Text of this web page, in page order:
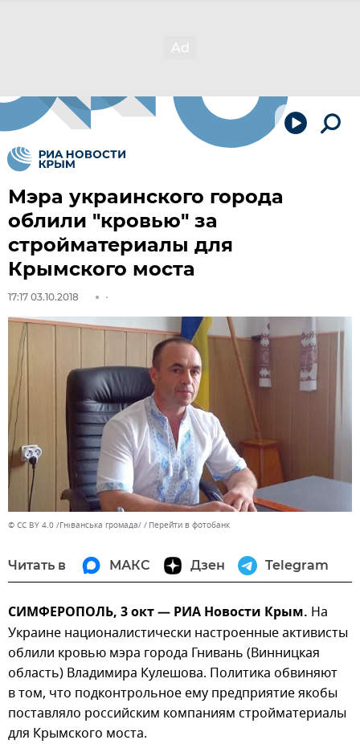
Мэра украинского города
облили "кровью" за
стройматериалы для
Крымского моста
17:17 03.10.2018
© CC BY 4.0 /Гніванська громада/ Перейти в фотобанк
Читать в МАКС Дзен Telegram
СИМФЕРОПОЛЬ, 3 окт — РИА Новости Крым. На
Украине националистически настроенные активисты
облили кровью мэра города Гнивань (Винницкая
область) Владимира Кулешова. Политика обвиняют
в том, что подконтрольное ему предприятие якобы
поставляло российским компаниям стройматериалы
для Крымского моста.